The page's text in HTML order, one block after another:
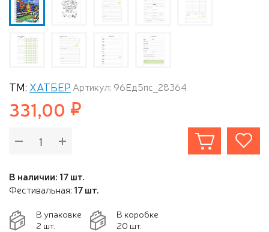
ТМ: ХАТБЕР Артикул: 96Ед5пс_28364
331,00
В наличии: 17 шт.
Фестивальная: 17 шт.
В упаковке
2 шт.
В коробке
20 шт.